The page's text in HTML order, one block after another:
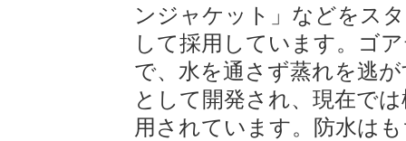
ンジャケット」などをス
して採用しています。ゴ
で、水を通さず蒸れを逃
として開発され、現在で
用されています。防水は